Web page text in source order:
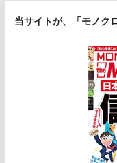
当サイトが、「モノク